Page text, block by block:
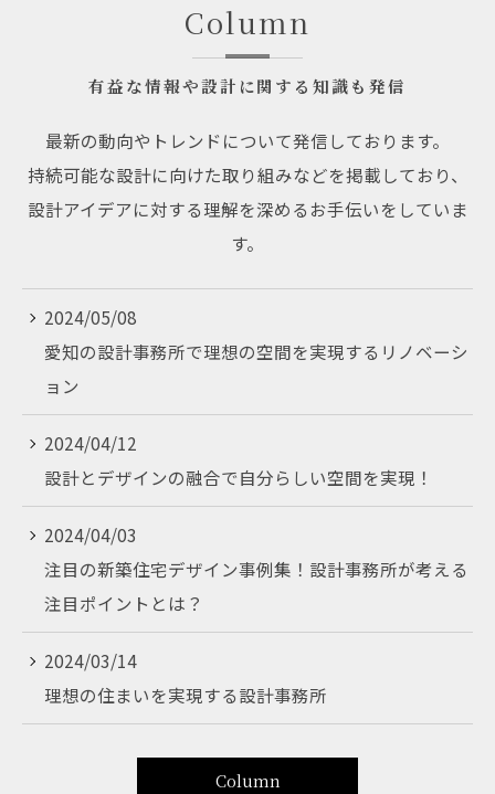
有益な情報や設計に関する知識も発信
Column
最新の動向やトレンドについて発信しております。
持続可能な設計に向けた取り組みなどを掲載しており、
設計アイデアに対する理解を深めるお手伝いをしていま
す。
2024/05/08
愛知の設計事務所で理想の空間を実現するリノベーシ
ョン
2024/04/12
設計とデザインの融合で自分らしい空間を実現！
2024/04/03
注目の新築住宅デザイン事例集！設計事務所が考える
注目ポイントとは？
2024/03/14
理想の住まいを実現する設計事務所
Column